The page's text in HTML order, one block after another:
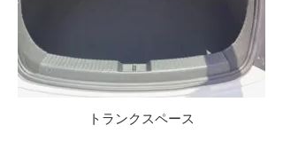
トランクスペース